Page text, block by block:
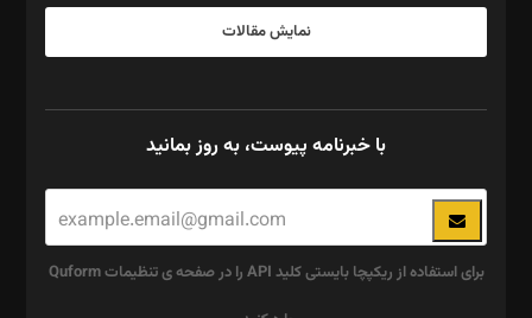
نمایش مقالات
با خبرنامه پیوست، به روز بمانید
برای استفاده از ریکپچا بایستی کلید API را در صفحه ی تنظیمات Quform